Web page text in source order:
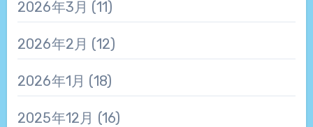
2026年3月 (11)
2026年2月 (12)
2026年1月 (18)
2025年12月 (16)